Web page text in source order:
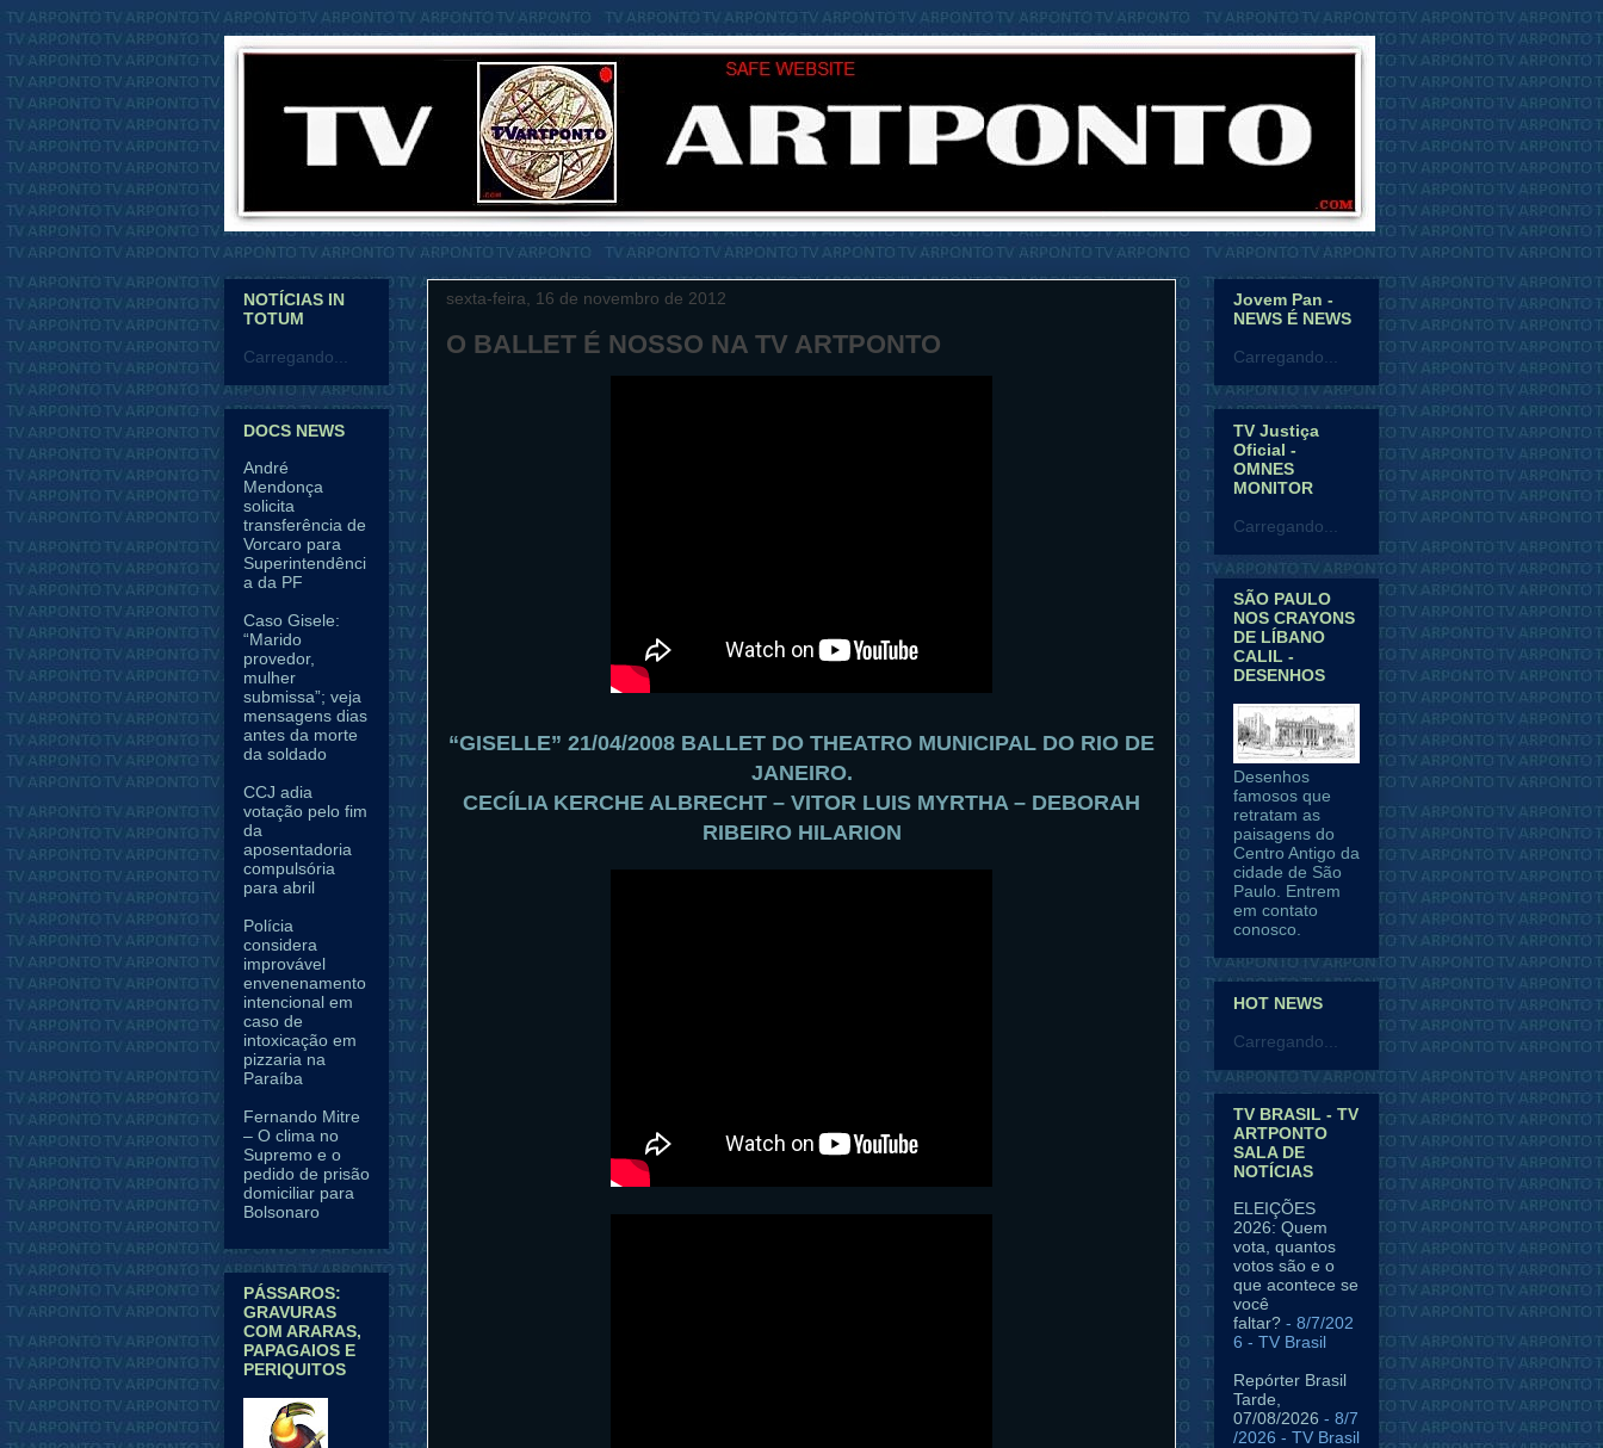
sexta-feira, 16 de novembro de 2012
O BALLET É NOSSO NA TV ARTPONTO
“GISELLE” 21/04/2008 BALLET DO THEATRO MUNICIPAL DO RIO DE
JANEIRO.
CECÍLIA KERCHE ALBRECHT – VITOR LUIS MYRTHA – DEBORAH
RIBEIRO HILARION
NOTÍCIAS IN
TOTUM
Carregando...
DOCS NEWS
André
Mendonça
solicita
transferência de
Vorcaro para
Superintendênci
a da PF
Caso Gisele:
“Marido
provedor,
mulher
submissa”; veja
mensagens dias
antes da morte
da soldado
CCJ adia
votação pelo fim
da
aposentadoria
compulsória
para abril
Polícia
considera
improvável
envenenamento
intencional em
caso de
intoxicação em
pizzaria na
Paraíba
Fernando Mitre
– O clima no
Supremo e o
pedido de prisão
domiciliar para
Bolsonaro
PÁSSAROS:
GRAVURAS
COM ARARAS,
PAPAGAIOS E
PERIQUITOS
Jovem Pan -
NEWS É NEWS
Carregando...
TV Justiça
Oficial -
OMNES
MONITOR
Carregando...
SÃO PAULO
NOS CRAYONS
DE LÍBANO
CALIL -
DESENHOS
Desenhos
famosos que
retratam as
paisagens do
Centro Antigo da
cidade de São
Paulo. Entrem
em contato
conosco.
HOT NEWS
Carregando...
TV BRASIL - TV
ARTPONTO
SALA DE
NOTÍCIAS
ELEIÇÕES
2026: Quem
vota, quantos
votos são e o
que acontece se
você
faltar? - 8/7/202
6 - TV Brasil
Repórter Brasil
Tarde,
07/08/2026 - 8/7
/2026 - TV Brasil